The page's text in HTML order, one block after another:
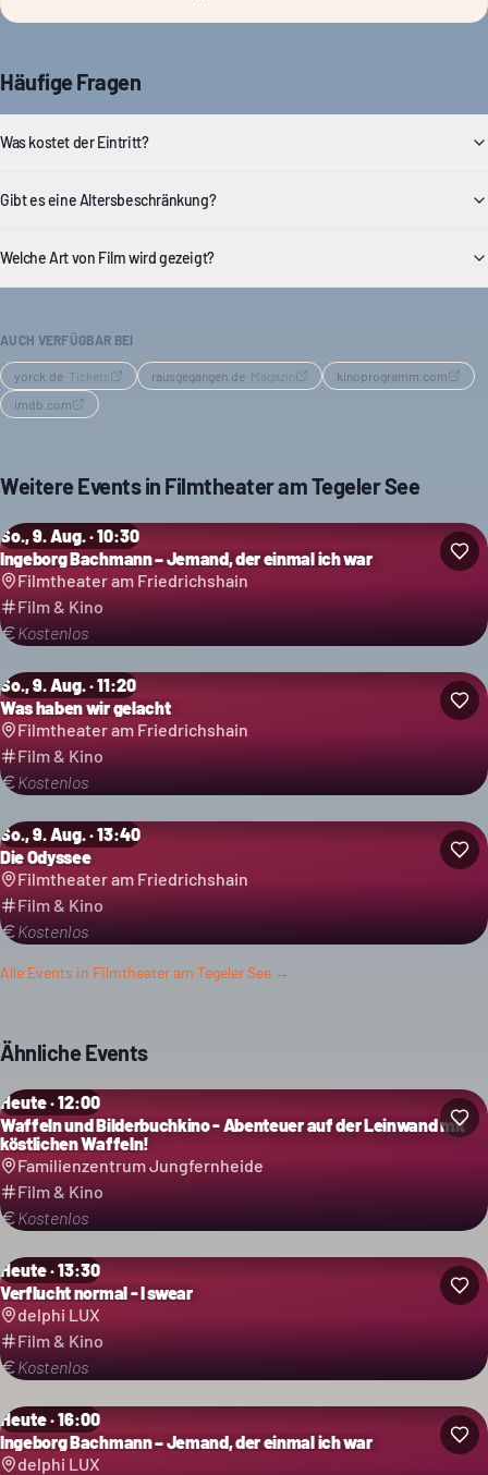
Häufige Fragen
Was kostet der Eintritt?
Gibt es eine Altersbeschränkung?
Welche Art von Film wird gezeigt?
AUCH VERFÜGBAR BEI
yorck.de Tickets rausgegangen.de Magazin
kinoprogramm.com
imdb.com
Weitere Events in Filmtheater am Tegeler See
So., 9. Aug. · 10:30
Ingeborg Bachmann – Jemand, der einmal ich war
Filmtheater am Friedrichshain
Film & Kino
Kostenlos
So., 9. Aug. · 11:20
Was haben wir gelacht
Filmtheater am Friedrichshain
Film & Kino
Kostenlos
So., 9. Aug. · 13:40
Die Odyssee
Filmtheater am Friedrichshain
Film & Kino
Kostenlos
Alle Events in Filmtheater am Tegeler See →
Ähnliche Events
Heute · 12:00
Waffeln und Bilderbuchkino - Abenteuer auf der Leinwand mit
köstlichen Waffeln!
Familienzentrum Jungfernheide
Film & Kino
Kostenlos
Heute · 13:30
Verflucht normal - I swear
delphi LUX
Film & Kino
Kostenlos
Heute · 16:00
Ingeborg Bachmann – Jemand, der einmal ich war
delphi LUX